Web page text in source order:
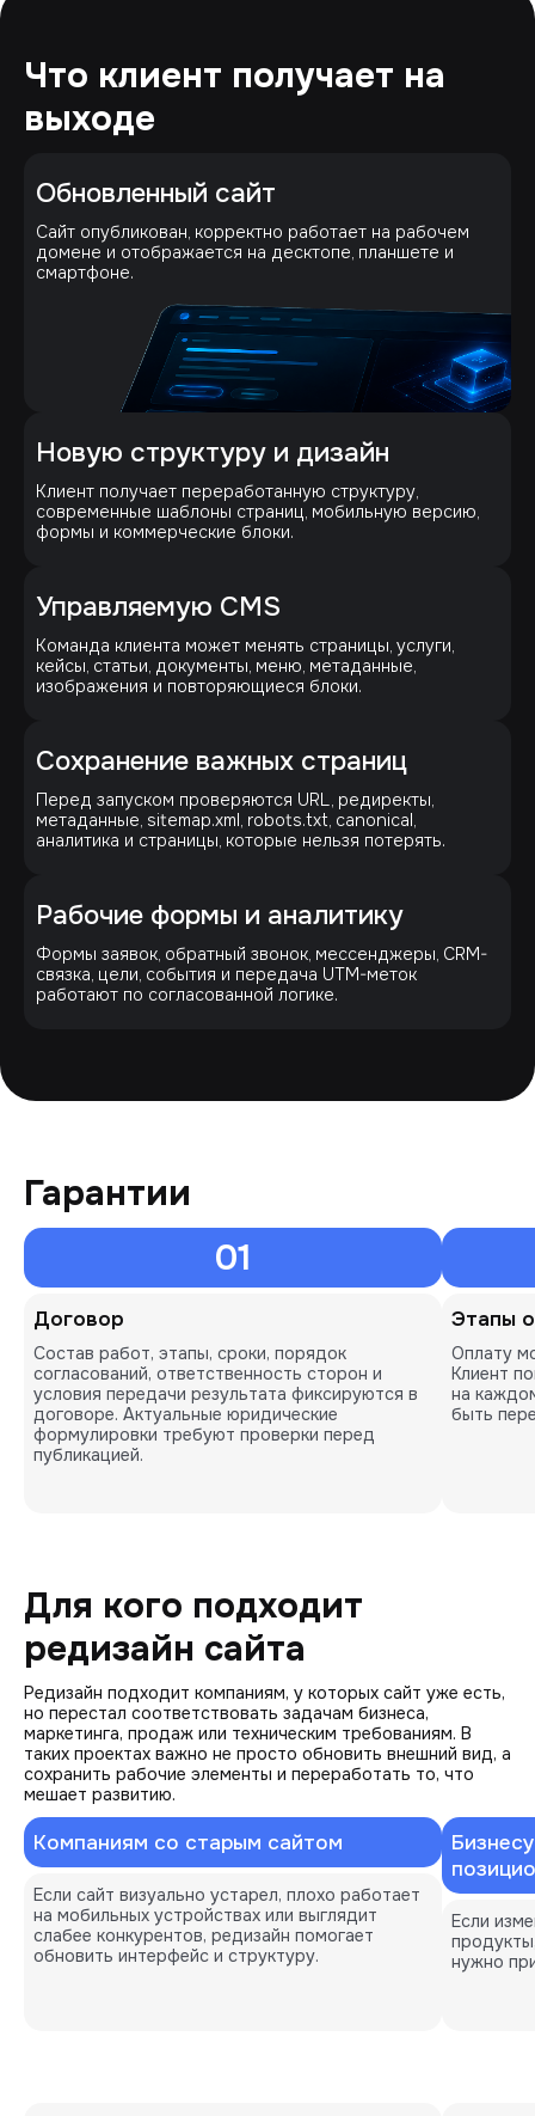
Что клиент получает на
выходе
Обновленный сайт
Сайт опубликован, корректно работает на рабочем
домене и отображается на десктопе, планшете и
смартфоне.
Новую структуру и дизайн
Клиент получает переработанную структуру,
современные шаблоны страниц, мобильную версию,
формы и коммерческие блоки.
Управляемую CMS
Команда клиента может менять страницы, услуги,
кейсы, статьи, документы, меню, метаданные,
изображения и повторяющиеся блоки.
Сохранение важных страниц
Перед запуском проверяются URL, редиректы,
метаданные, sitemap.xml, robots.txt, canonical,
аналитика и страницы, которые нельзя потерять.
Рабочие формы и аналитику
Формы заявок, обратный звонок, мессенджеры, CRM-
связка, цели, события и передача UTM-меток
работают по согласованной логике.
Гарантии
01
Договор
Состав работ, этапы, сроки, порядок
согласований, ответственность сторон и
условия передачи результата фиксируются в
договоре. Актуальные юридические
формулировки требуют проверки перед
публикацией.
Этапы
Оплату
Клиент
на
быть
Для кого подходит
редизайн сайта
Редизайн подходит компаниям, у которых сайт уже есть,
но перестал соответствовать задачам бизнеса,
маркетинга, продаж или техническим требованиям. В
таких проектах важно не просто обновить внешний вид, а
сохранить рабочие элементы и переработать то, что
мешает развитию.
Компаниям со старым сайтом
Если сайт визуально устарел, плохо работает
на мобильных устройствах или выглядит
слабее конкурентов, редизайн помогает
обновить интерфейс и структуру.
Если
нужно